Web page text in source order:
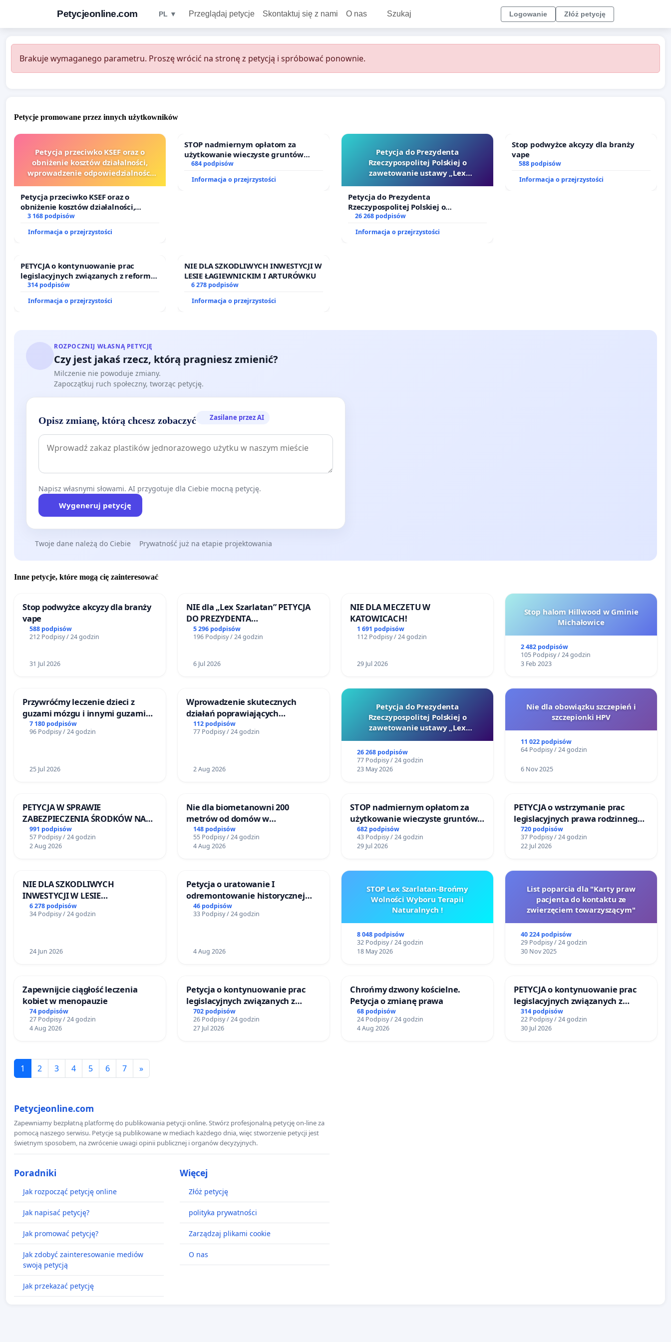
Petycjeonline.com PL ▼ Przeglądaj petycje Skontaktuj się z nami O nas Szukaj Logowanie Złóż petycję
Brakuje wymaganego parametru. Proszę wrócić na stronę z petycją i spróbować ponownie.
Petycje promowane przez innych użytkowników
Petycja przeciwko KSEF oraz o
obniżenie kosztów działalności,
wprowadzenie odpowiedzialności
sędziów
Petycja przeciwko KSEF oraz o
obniżenie kosztów działalności,
wprowadzenie odpowiedzialności
finansowej kluczowych urzędników i
sędziów
3 168 podpisów
Informacja o przejrzystości
STOP nadmiernym opłatom za
użytkowanie wieczyste gruntów
zajmowanych przez rodzinne ogrody
działkowe.
684 podpisów
Informacja o przejrzystości
Petycja do Prezydenta
Rzeczypospolitej Polskiej o
zawetowanie ustawy „Lex
Petycja do Prezydenta
Rzeczypospolitej Polskiej o
zawetowanie ustawy „Lex Szarlatan”
26 268 podpisów
Informacja o przejrzystości
Stop podwyżce akcyzy dla branży
vape
588 podpisów
Informacja o przejrzystości
PETYCJA o kontynuowanie prac
legislacyjnych związanych z reformą
prawa rodzinnego
314 podpisów
Informacja o przejrzystości
NIE DLA SZKODLIWYCH INWESTYCJI W
LESIE ŁAGIEWNICKIM I ARTURÓWKU
6 278 podpisów
Informacja o przejrzystości
ROZPOCZNIJ WŁASNĄ PETYCJĘ
Czy jest jakaś rzecz, którą pragniesz zmienić?
Milczenie nie powoduje zmiany.
Zapoczątkuj ruch społeczny, tworząc petycję.
Opisz zmianę, którą chcesz zobaczyć Zasilane przez AI
Napisz własnymi słowami. AI przygotuje dla Ciebie mocną petycję.
Wygeneruj petycję
Twoje dane należą do Ciebie Prywatność już na etapie projektowania
Inne petycje, które mogą cię zainteresować
Stop podwyżce akcyzy dla branży
vape
588 podpisów
212 Podpisy / 24 godzin
31 Jul 2026
NIE dla „Lex Szarlatan” PETYCJA
DO PREZYDENTA
RZECZYPOSPOLITEJ POLSKIEJ
5 296 podpisów
196 Podpisy / 24 godzin
6 Jul 2026
NIE DLA MECZETU W
KATOWICACH!
1 691 podpisów
112 Podpisy / 24 godzin
29 Jul 2026
Stop halom Hillwood w Gminie
Michałowice
2 482 podpisów
105 Podpisy / 24 godzin
3 Feb 2023
Przywróćmy leczenie dzieci z
guzami mózgu i innymi guzami
litymi do Górnośląskiego
Centrum Zdrowia Dziecka w
7 180 podpisów
96 Podpisy / 24 godzin
25 Jul 2026
Wprowadzenie skutecznych
działań poprawiających
bezpieczeństwo na ulicy
Żeromskiego w Otwocku
112 podpisów
77 Podpisy / 24 godzin
2 Aug 2026
Petycja do Prezydenta
Rzeczypospolitej Polskiej o
zawetowanie ustawy „Lex
26 268 podpisów
77 Podpisy / 24 godzin
23 May 2026
Nie dla obowiązku szczepień i
szczepionki HPV
11 022 podpisów
64 Podpisy / 24 godzin
6 Nov 2025
PETYCJA W SPRAWIE
ZABEZPIECZENIA ŚRODKÓW NA
FUNKCJONOWANIE SCHRONISKA
DLA BEZDOMNYCH ZWIERZĄT W
SKARYSZEWIE
991 podpisów
57 Podpisy / 24 godzin
2 Aug 2026
Nie dla biometanowni 200
metrów od domów w
Biernatkach, gm. Wądroże
Wielkie
148 podpisów
55 Podpisy / 24 godzin
4 Aug 2026
STOP nadmiernym opłatom za
użytkowanie wieczyste gruntów
zajmowanych przez rodzinne
ogrody działkowe.
682 podpisów
43 Podpisy / 24 godzin
29 Jul 2026
PETYCJA o wstrzymanie prac
legislacyjnych prawa rodzinnego
narażających ofiary przemocy
720 podpisów
37 Podpisy / 24 godzin
22 Jul 2026
NIE DLA SZKODLIWYCH
INWESTYCJI W LESIE
ŁAGIEWNICKIM I ARTURÓWKU
6 278 podpisów
34 Podpisy / 24 godzin
24 Jun 2026
Petycja o uratowanie I
odremontowanie historycznej
Lokomotywy sm42-914
46 podpisów
33 Podpisy / 24 godzin
4 Aug 2026
STOP Lex Szarlatan-Brońmy
Wolności Wyboru Terapii
Naturalnych !
8 048 podpisów
32 Podpisy / 24 godzin
18 May 2026
List poparcia dla "Karty praw
pacjenta do kontaktu ze
zwierzęciem towarzyszącym"
40 224 podpisów
29 Podpisy / 24 godzin
30 Nov 2025
Zapewnijcie ciągłość leczenia
kobiet w menopauzie
74 podpisów
27 Podpisy / 24 godzin
4 Aug 2026
Petycja o kontynuowanie prac
legislacyjnych związanych z
reformą prawa rodzinnego
702 podpisów
26 Podpisy / 24 godzin
27 Jul 2026
Chrońmy dzwony kościelne.
Petycja o zmianę prawa
68 podpisów
24 Podpisy / 24 godzin
4 Aug 2026
PETYCJA o kontynuowanie prac
legislacyjnych związanych z
reformą prawa rodzinnego
314 podpisów
22 Podpisy / 24 godzin
30 Jul 2026
1 2 3 4 5 6 7 »
Petycjeonline.com
Zapewniamy bezpłatną platformę do publikowania petycji online. Stwórz profesjonalną petycję on-line za
pomocą naszego serwisu. Petycje są publikowane w mediach każdego dnia, więc stworzenie petycji jest
świetnym sposobem, na zwrócenie uwagi opinii publicznej i organów decyzyjnych.
Poradniki
Jak rozpocząć petycję online
Jak napisać petycję?
Jak promować petycję?
Jak zdobyć zainteresowanie mediów
swoją petycją
Jak przekazać petycję
Więcej
Złóż petycję
polityka prywatności
Zarządzaj plikami cookie
O nas